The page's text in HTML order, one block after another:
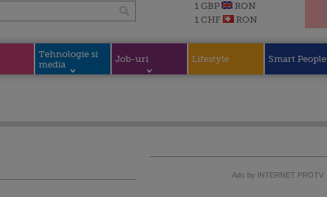
1 GBP
RON
1 CHF
RON
Tehnologie si
media
Job-uri Lifestyle Smart People
Ads by INTERNET PROTV